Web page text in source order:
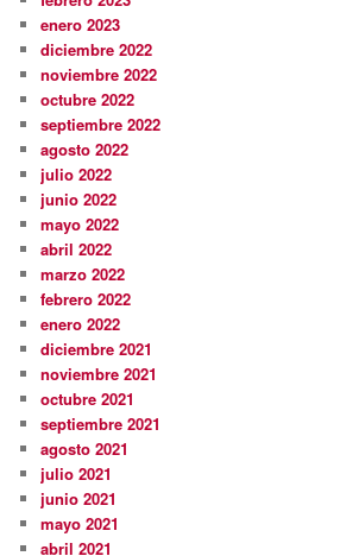
enero 2023
diciembre 2022
noviembre 2022
octubre 2022
septiembre 2022
agosto 2022
julio 2022
junio 2022
mayo 2022
abril 2022
marzo 2022
febrero 2022
enero 2022
diciembre 2021
noviembre 2021
octubre 2021
septiembre 2021
agosto 2021
julio 2021
junio 2021
mayo 2021
abril 2021